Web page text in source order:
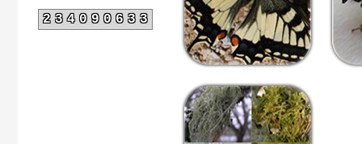
234090633